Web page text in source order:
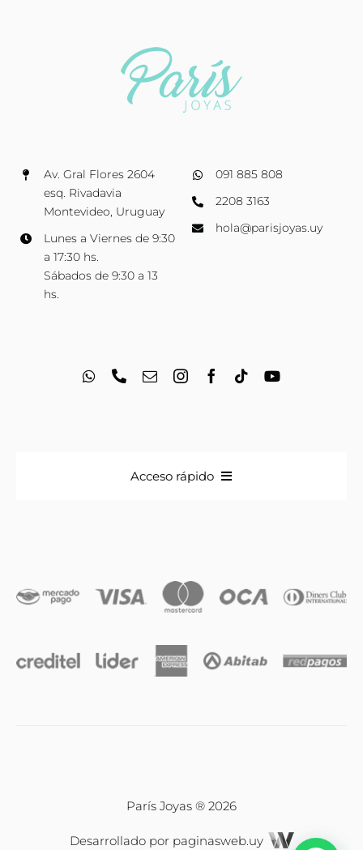
Av. Gral Flores 2604
esq. Rivadavia
Montevideo, Uruguay
Lunes a Viernes de 9:30
a 17:30 hs.
Sábados de 9:30 a 13
hs.
091 885 808
2208 3163
hola@parisjoyas.uy
Acceso rápido
Iniciales
Relojes
París Joyas ® 2026
Desarrollado por paginasweb.uy